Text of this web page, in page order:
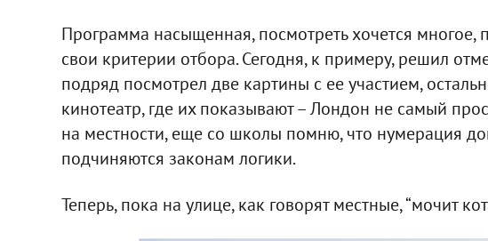
Программа насыщенная, посмотреть хочется многое,
свои критерии отбора. Сегодня, к примеру, решил
подряд посмотрел две картины с ее участием,
кинотеатр, где их показывают – Лондон не самый
на местности, еще со школы помню, что нумерация
подчиняются законам логики.
Теперь, пока на улице, как говорят местные, “мочит